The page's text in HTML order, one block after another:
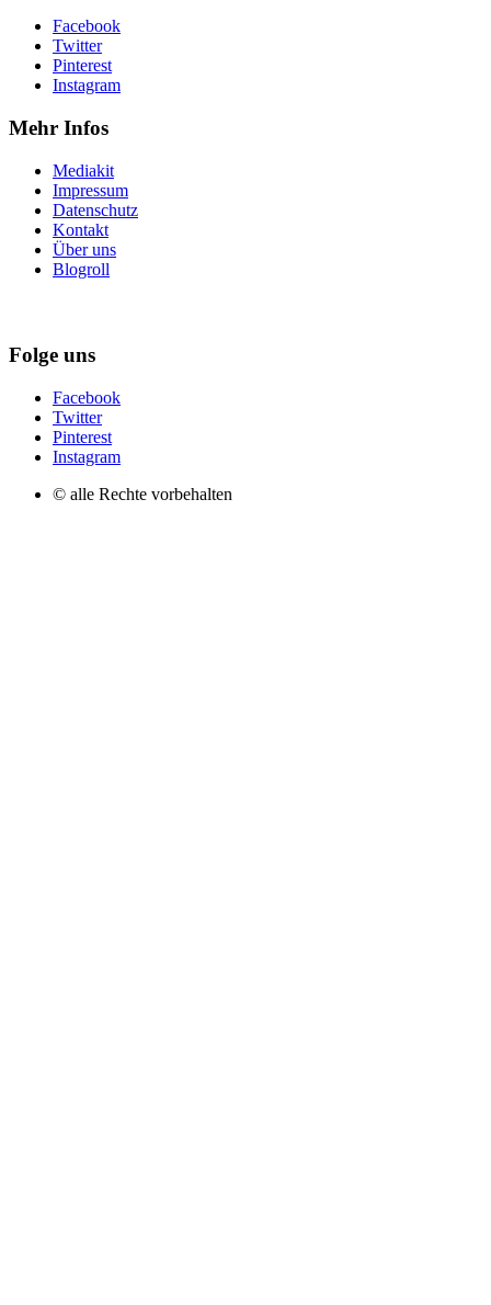
Facebook
Twitter
Pinterest
Instagram
Mehr Infos
Mediakit
Impressum
Datenschutz
Kontakt
Über uns
Blogroll
Folge uns
Facebook
Twitter
Pinterest
Instagram
© alle Rechte vorbehalten